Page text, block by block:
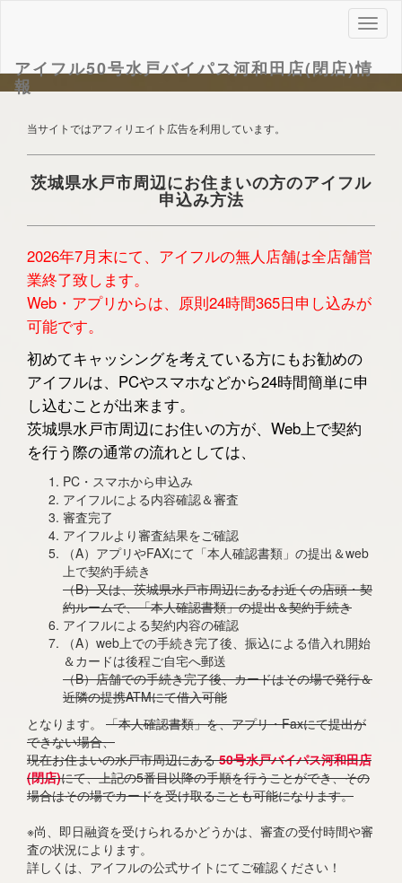
ナ
ビ
ゲ
ー
シ
アイフル50号水戸バイパス河和田店(閉店)情
報
当サイトではアフィリエイト広告を利用しています。
茨城県水戸市周辺にお住まいの方のアイフル
申込み方法
2026年7月末にて、アイフルの無人店舗は全店舗営
業終了致します。
Web・アプリからは、原則24時間365日申し込みが
可能です。
初めてキャッシングを考えている方にもお勧めの
アイフルは、PCやスマホなどから24時間簡単に申
し込むことが出来ます。
茨城県水戸市周辺にお住いの方が、Web上で契約
を行う際の通常の流れとしては、
PC・スマホから申込み
アイフルによる内容確認＆審査
審査完了
アイフルより審査結果をご確認
（A）アプリやFAXにて「本人確認書類」の提出＆web
上で契約手続き
（B）又は、茨城県水戸市周辺にあるお近くの店頭・契
約ルームで、「本人確認書類」の提出＆契約手続き
アイフルによる契約内容の確認
（A）web上での手続き完了後、振込による借入れ開始
＆カードは後程ご自宅へ郵送
（B）店舗での手続き完了後、カードはその場で発行＆
近隣の提携ATMにて借入可能
となります。 「本人確認書類」を、アプリ・Faxにて提出が
できない場合、
現在お住まいの水戸市周辺にある50号水戸バイパス河和田店
(閉店)にて、上記の5番目以降の手順を行うことができ、その
場合はその場でカードを受け取ることも可能になります。
※尚、即日融資を受けられるかどうかは、審査の受付時間や審
査の状況によります。
詳しくは、アイフルの公式サイトにてご確認ください！